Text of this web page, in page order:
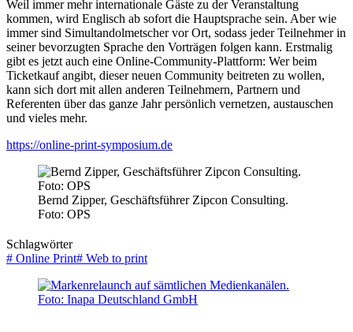
Weil immer mehr internationale Gäste zu der Veranstaltung
kommen, wird Englisch ab sofort die Hauptsprache sein. Aber wie
immer sind Simultandolmetscher vor Ort, sodass jeder Teilnehmer in
seiner bevorzugten Sprache den Vorträgen folgen kann. Erstmalig
gibt es jetzt auch eine Online-Community-Plattform: Wer beim
Ticketkauf angibt, dieser neuen Community beitreten zu wollen,
kann sich dort mit allen anderen Teilnehmern, Partnern und
Referenten über das ganze Jahr persönlich vernetzen, austauschen
und vieles mehr.
https://online-print-symposium.de
Bernd Zipper, Geschäftsführer Zipcon Consulting.
Foto: OPS
Schlagwörter
# Online Print# Web to print